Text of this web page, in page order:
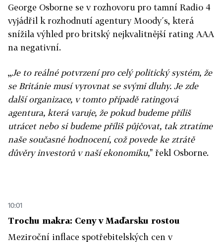
George Osborne se v rozhovoru pro tamní Radio 4
vyjádřil k rozhodnutí agentury Moody´s, která
snížila výhled pro britský nejkvalitnější rating AAA
na negativní.
,,Je to reálné potvrzení pro celý politický systém, že
se Británie musí vyrovnat se svými dluhy. Je zde
další organizace, v tomto případě ratingová
agentura, která varuje, že pokud budeme příliš
utrácet nebo si budeme příliš půjčovat, tak ztratíme
naše současné hodnocení, což povede ke ztrátě
důvěry investorů v naší ekonomiku," řekl Osborne.
10:01
Trochu makra: Ceny v Maďarsku rostou
Meziroční inflace spotřebitelských cen v